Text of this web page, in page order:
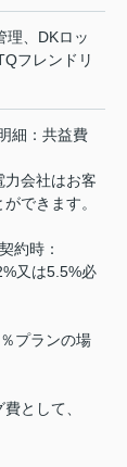
理、DKロッ
フレンドリ
細：共益費
力会社はお客
できます。
約時：
又は5.5%必
プランの場
として、